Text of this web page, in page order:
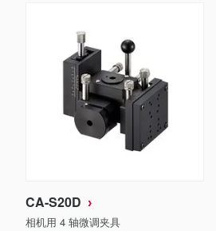
CA-S20D
相机用 4 轴微调夹具